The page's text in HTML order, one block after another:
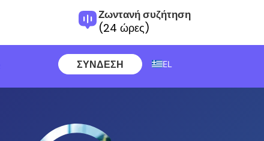
Ζωντανή συζήτηση
(24 ώρες)
ΣΎΝΔΕΣΗ EL